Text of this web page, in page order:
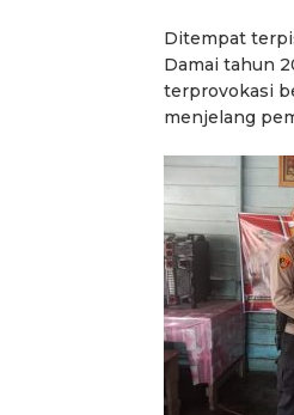
Ditempat
Damai tahun
terprovokasi
menjelang